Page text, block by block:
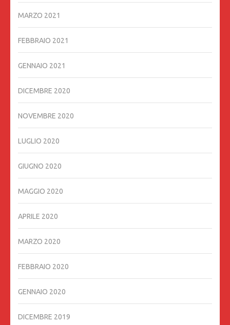
MARZO 2021
FEBBRAIO 2021
GENNAIO 2021
DICEMBRE 2020
NOVEMBRE 2020
LUGLIO 2020
GIUGNO 2020
MAGGIO 2020
APRILE 2020
MARZO 2020
FEBBRAIO 2020
GENNAIO 2020
DICEMBRE 2019